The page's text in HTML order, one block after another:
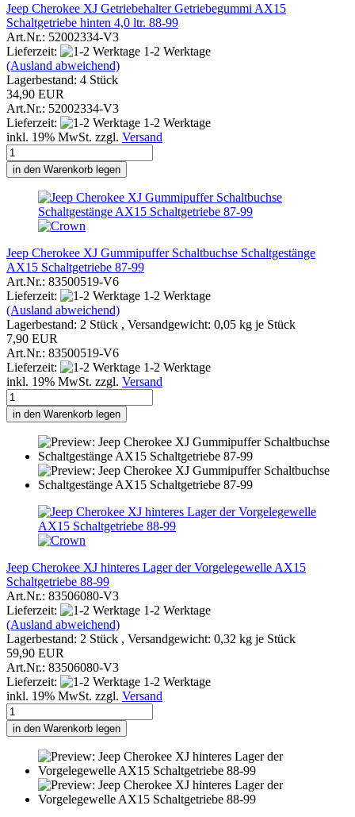
Jeep Cherokee XJ Getriebehalter Getriebegummi AX15
Schaltgetriebe hinten 4,0 ltr. 88-99
Art.Nr.: 52002334-V3
Lieferzeit:
1-2 Werktage
(Ausland abweichend)
Lagerbestand: 4 Stück
34,90 EUR
Art.Nr.: 52002334-V3
Lieferzeit:
1-2 Werktage
inkl. 19% MwSt. zzgl. Versand
in den Warenkorb legen
Jeep Cherokee XJ Gummipuffer Schaltbuchse Schaltgestänge
AX15 Schaltgetriebe 87-99
Art.Nr.: 83500519-V6
Lieferzeit:
1-2 Werktage
(Ausland abweichend)
Lagerbestand: 2 Stück , Versandgewicht: 0,05 kg je Stück
7,90 EUR
Art.Nr.: 83500519-V6
Lieferzeit:
1-2 Werktage
inkl. 19% MwSt. zzgl. Versand
in den Warenkorb legen
Jeep Cherokee XJ hinteres Lager der Vorgelegewelle AX15
Schaltgetriebe 88-99
Art.Nr.: 83506080-V3
Lieferzeit:
1-2 Werktage
(Ausland abweichend)
Lagerbestand: 2 Stück , Versandgewicht: 0,32 kg je Stück
59,90 EUR
Art.Nr.: 83506080-V3
Lieferzeit:
1-2 Werktage
inkl. 19% MwSt. zzgl. Versand
in den Warenkorb legen